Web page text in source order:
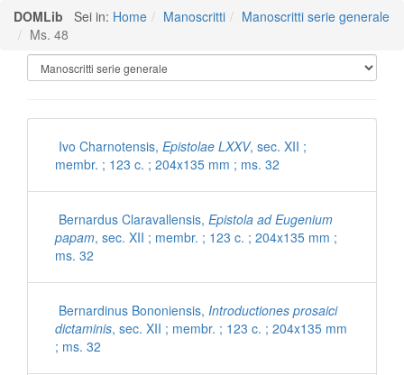
DOMLib Sei in: Home Manoscritti
Manoscritti serie generale
Ms. 48
Manoscritti Polironiani
Ivo Charnotensis, Epistolae LXXV, sec. XII ;
membr. ; 123 c. ; 204x135 mm ; ms. 32
Bernardus Claravallensis, Epistola ad Eugenium
papam, sec. XII ; membr. ; 123 c. ; 204x135 mm ;
ms. 32
Bernardinus Bononiensis, Introductiones prosaici
dictaminis, sec. XII ; membr. ; 123 c. ; 204x135 mm
; ms. 32